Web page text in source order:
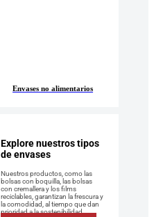
Envases no alimentarios
Explore nuestros tipos
de envases
Nuestros productos, como las
bolsas con boquilla, las bolsas
con cremallera y los films
reciclables, garantizan la frescura y
la comodidad, al tiempo que dan
prioridad a la sostenibilidad.